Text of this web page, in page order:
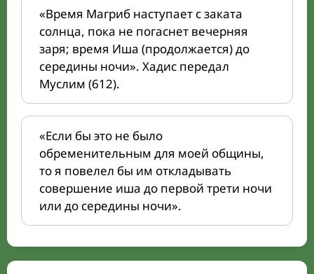
«Время Магриб наступает с заката
солнца, пока не погаснет вечерняя
заря; время Иша (продолжается) до
середины ночи». Хадис передал
Муслим (612).
«Если бы это не было
обременительным для моей общины,
то я повелел бы им откладывать
совершение иша до первой трети ночи
или до середины ночи».